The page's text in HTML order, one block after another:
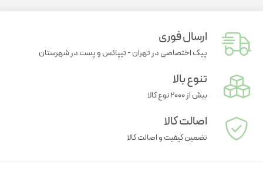
ارسال فوری
پیک اختصاصی در تهران - تیپاکس و پست در شهرستان
تنوع بالا
بیش از ۲۰۰۰ نوع کالا
اصالت کالا
تضمین کیفیت و اصالت کالا